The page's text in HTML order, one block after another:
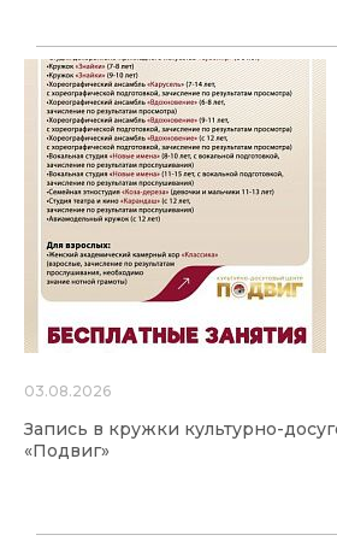
03.08.2026
Запись в кружки культурно-
«Подвиг»